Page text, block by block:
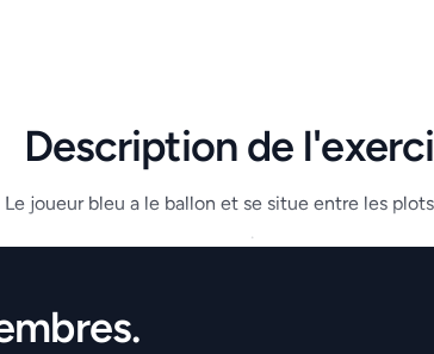
Description de
Le joueur bleu a le ballon et se situe entre les plots
.